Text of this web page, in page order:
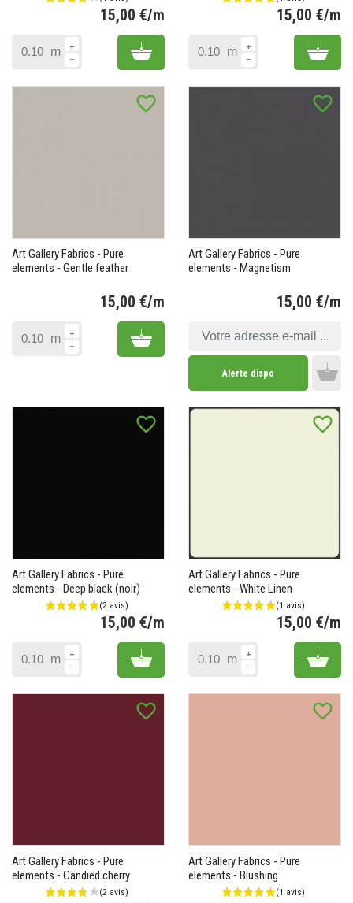
(1 avis)
15,00 €/m
m Add to cart
15,00 €/m
m Add
favorite_border
Art Gallery Fabrics - Pure
elements - Gentle feather
15,00 €/m
m Add to cart
favorite_border
Art Gallery Fabrics - Pure
elements - Magnetism
15,00 €/m
Alerte dispo
favorite_border
Art Gallery Fabrics - Pure
elements - Deep black (noir)
15,00 €/m
m Add to cart
favorite_border
Art Gallery Fabrics - Pure
elements - White Linen
15,00 €/m
m Add
favorite_border
Art Gallery Fabrics - Pure
elements - Candied cherry
favorite_border
Art Gallery Fabrics - Pure
elements - Blushing